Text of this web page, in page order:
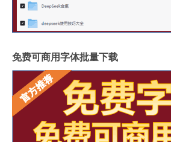
免费可商用字体批量下载